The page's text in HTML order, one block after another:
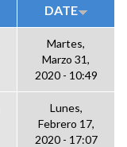
DATE
Martes,
Marzo 31,
2020 - 10:49
Lunes,
Febrero 17,
2020 - 17:07